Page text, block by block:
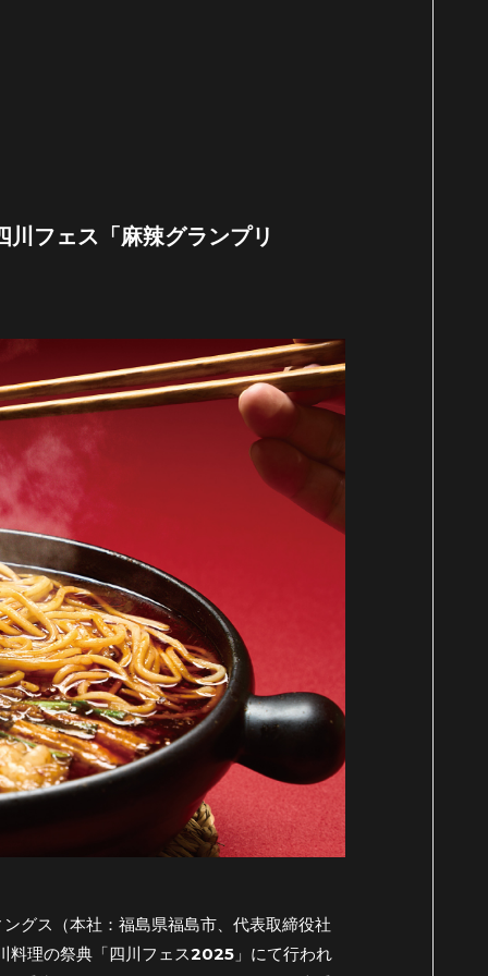
川フェス「麻辣グランプリ
グス（本社：福島県福島市、代表取締役社
料理の祭典「四川フェス2025」にて行われ